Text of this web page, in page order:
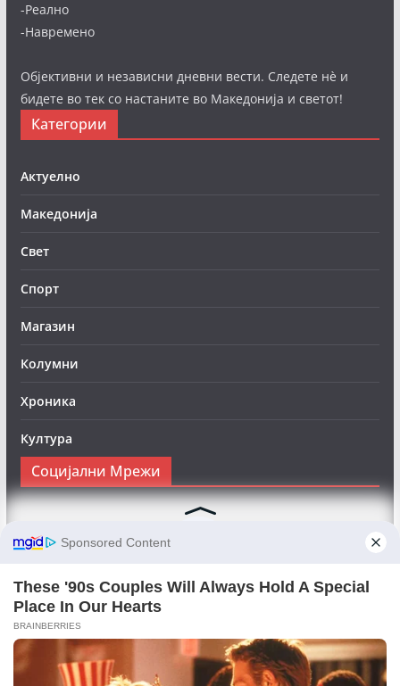
-Реално
-Навремено
Објективни и независни дневни вести. Следете нè и
бидете во тек со настаните во Македонија и светот!
Категории
Актуелно
Македонија
Свет
Спорт
Магазин
Колумни
Хроника
Култура
Социјални Мрежи
Следете нè на Фејсбук за да сте во тек со најновите